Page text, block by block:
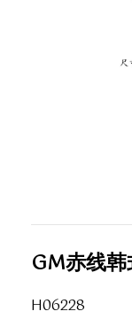
GM赤线
H06228